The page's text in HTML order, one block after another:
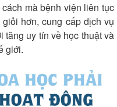
mà bệnh viện liên tục
hơn, cung cấp dịch vụ
tăng uy tín về học thuật và
giới.